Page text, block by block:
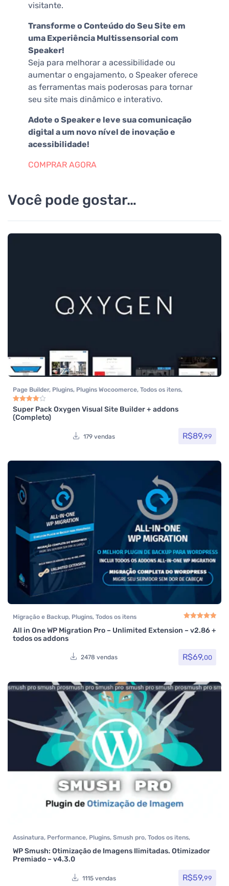
visitante.
Transforme o Conteúdo do Seu Site em
uma Experiência Multissensorial com
Speaker!
Seja para melhorar a acessibilidade ou
aumentar o engajamento, o Speaker oferece
as ferramentas mais poderosas para tornar
seu site mais dinâmico e interativo.
Adote o Speaker e leve sua comunicação
digital a um novo nível de inovação e
acessibilidade!
COMPRAR AGORA
Você pode gostar…
Page Builder, Plugins, Plugins Wocoomerce, Todos os itens,
Woocommerce
Avaliação 4.00de 5
Super Pack Oxygen Visual Site Builder + addons
(Completo)
179 vendas R$89,99
Migração e Backup, Plugins, Todos os itens
Avaliação 5.00
All in One WP Migration Pro – Unlimited Extension – v2.86 +
todos os addons
2478 vendas R$69,00
Assinatura, Performance, Plugins, Smush pro, Todos os itens,
WPMUDEV
WP Smush: Otimização de Imagens Ilimitadas. Otimizador
Premiado – v4.3.0
1115 vendas R$59,99